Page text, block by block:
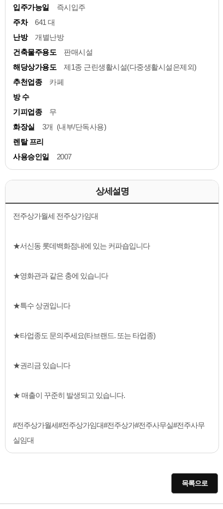
입주가능일
즉시입주
주차
641 대
난방
개별난방
건축물주용도
판매시설
해당상가용도
제1종 근린생활시설(다중생활시설은제외)
추천업종
카페
방 수
기피업종
무
화장실
3개 (내부/단독사용)
렌탈 프리
사용승인일
2007
상세설명
전주상가월세 전주상가임대
★서신동 롯데백화점내에 있는 커파숍입니다
★영화관과 같은 충에 있습니다
★특수 상권입니다
★타업종도 문의주세요(타브랜드. 또는 타업종)
★권리금 있습니다
★ 매출이 꾸준히 발생되고 있습니다.
#전주상가월세#전주상가임대#전주상가#전주사무실#전주사무
실임대
목록으로